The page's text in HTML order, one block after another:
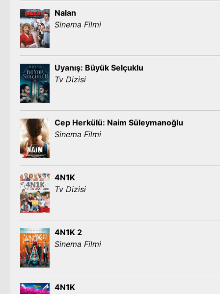
Nalan
Sinema Filmi
Uyanış: Büyük Selçuklu
Tv Dizisi
Cep Herkülü: Naim Süleymanoğlu
Sinema Filmi
4N1K
Tv Dizisi
4N1K 2
Sinema Filmi
4N1K